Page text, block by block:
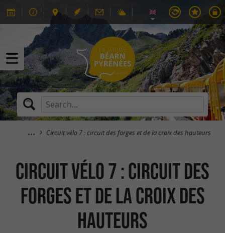
Circuit vélo 7 : circuit des forges et de la croix des hauteurs
Circuit vélo 7 : circuit des
forges et de la croix des
hauteurs